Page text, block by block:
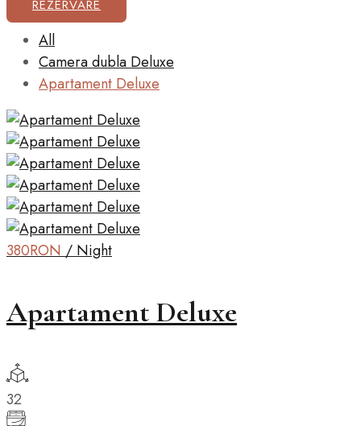
REZERVARE
All
Camera dubla Deluxe
Apartament Deluxe
380RON / Night
Apartament Deluxe
32